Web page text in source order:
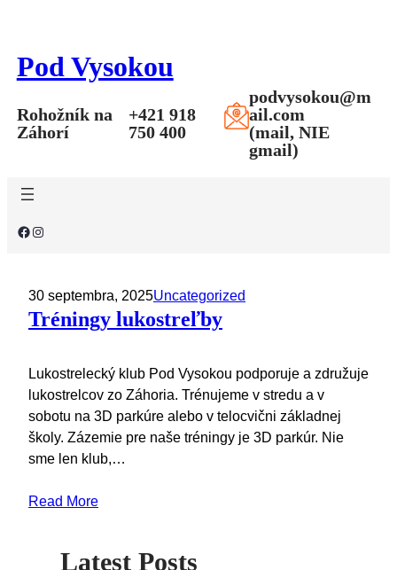
obsah
Pod Vysokou
Rohožník na
Záhorí
+421 918
750 400
podvysokou@m
ail.com
(mail, NIE
gmail)
Facebook Instagram
30 septembra, 2025Uncategorized
Tréningy lukostreľby
Lukostrelecký klub Pod Vysokou podporuje a združuje
lukostrelcov zo Záhoria. Trénujeme v stredu a v
sobotu na 3D parkúre alebo v telocvični základnej
školy. Zázemie pre naše tréningy je 3D parkúr. Nie
sme len klub,…
Read More
Latest Posts